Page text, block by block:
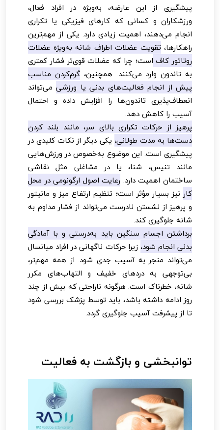
پیشگیری از این عارضه، به‌ویژه در افراد فعال،
ورزشکاران و کسانی که کارهای فیزیکی یا تکراری
انجام می‌دهند، اهمیت زیادی دارد. یکی از مهم‌ترین
راهکارها، تقویت عضلات اطراف شانه به‌ویژه عضلات
روتاتور کاف است؛ چرا که عضلات قوی‌تر فشار کمتری
به تاندون وارد می‌کنند. همچنین، گرم‌کردن مناسب
پیش از انجام فعالیت‌های بدنی یا ورزشیمی‌تواند
انعطاف‌پذیری تاندون‌ها را افزایش داده و احتمال
آسیب را کاهش دهد.
پرهیز از حرکات تکراری بالای سر، مانند بلند کردن
دست‌ها به مدت طولانی، یکی دیگر از نکات کلیدی در
پیشگیری است. این موضوع به‌خصوص در ورزش‌هایی
مانند تنیس، شنا، یا در مشاغلی مثل نقاشی
ساختمان اهمیت دارد. رعایت اصول ارگونومی در محل
کار نیز بسیار مؤثر است؛ تنظیم ارتفاع میز و مانیتور
و پرهیز از نشستن نادرست می‌تواند از فشار مداوم به
شانه جلوگیری کند.
برداشتن اجسام سنگین باید به‌درستی و با آمادگی
بدنی انجام شود،زیرا حرکات ناگهانی در افراد میانسال
می‌تواند منجر به آسیب جدی شود. از همه مهم‌تر،
بی‌توجهی به دردهای خفیف و التهاب‌های مکرر
شانه، خطرناک است. هرگونه ناراحتی که بیش از چند
روز ادامه داشته باشد، باید توسط پزشک بررسی شود
تا از پیشرفت آسیب جلوگیری گردد.
توانبخشی و بازگشت به فعالیت